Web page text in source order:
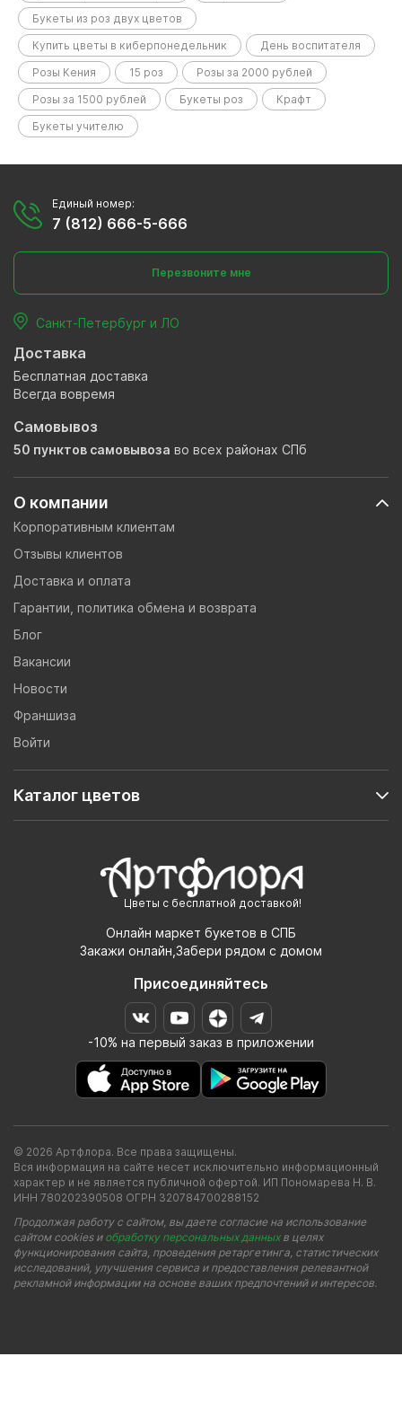
Букеты из роз двух цветов
Купить цветы в киберпонедельник
День воспитателя
Розы Кения
15 роз
Розы за 2000 рублей
Розы за 1500 рублей
Букеты роз
Крафт
Букеты учителю
Цветы с бесплатной доставкой!
Онлайн маркет букетов в СПБ
Закажи онлайн,Забери рядом с домом
Присоединяйтесь
-10% на первый заказ в приложении
О компании
Корпоративным клиентам
Отзывы клиентов
Доставка и оплата
Гарантии, политика обмена и возврата
Блог
Вакансии
Новости
Франшиза
Войти
Каталог цветов
Единый номер:
7 (812) 666-5-666
Перезвоните мне
Санкт-Петербург и ЛО
Доставка
Бесплатная доставка
Всегда вовремя
Самовывоз
50 пунктов самовывоза во всех районах СПб
© 2026 Артфлора. Все права защищены.
Вся информация на сайте несет исключительно информационный
характер и не является публичной офертой. ИП Пономарева Н. В.
ИНН 780202390508 ОГРН 320784700288152
Продолжая работу с сайтом, вы даете согласие на использование
сайтом cookies и обработку персональных данныхв целях
функционирования сайта, проведения ретаргетинга, статистических
исследований, улучшения сервиса и предоставления релевантной
рекламной информации на основе ваших предпочтений и интересов.